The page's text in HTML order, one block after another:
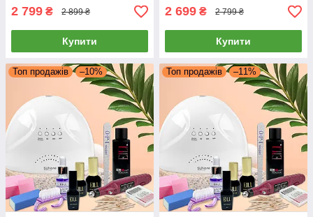
2 799 ₴ 2 899 ₴
Купити
2 699 ₴ 2 799 ₴
Купити
Топ продажів –10% Топ продажів –11%